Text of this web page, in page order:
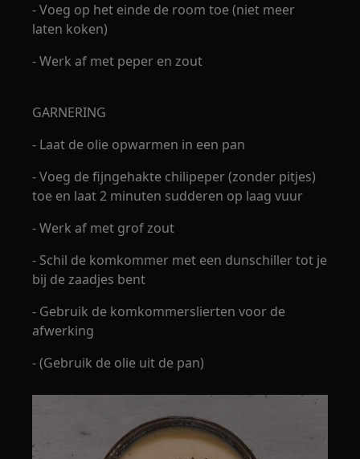
- Voeg op het einde de room toe (niet meer
laten koken)
- Werk af met peper en zout
GARNERING
- Laat de olie opwarmen in een pan
- Voeg de fijngehakte chilipeper (zonder pitjes)
toe en laat 2 minuten sudderen op laag vuur
- Werk af met grof zout
- Schil de komkommer met een dunschiller tot je
bij de zaadjes bent
- Gebruik de komkommerslierten voor de
afwerking
- (Gebruik de olie uit de pan)